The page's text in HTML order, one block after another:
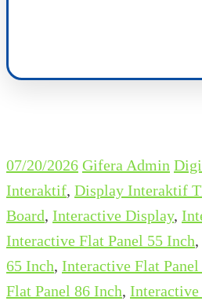
07/20/2026 Gifera Admin
Interaktif, Display Interaktif
Board, Interactive Display,
Interactive Flat Panel 55 Inch,
65 Inch, Interactive Flat
Flat Panel 86 Inch, Interactive